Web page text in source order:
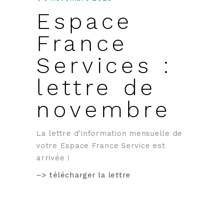
Espace
France
Services :
lettre de
novembre
La lettre d’information mensuelle de
votre Espace France Service est
arrivée !
–> télécharger la lettre